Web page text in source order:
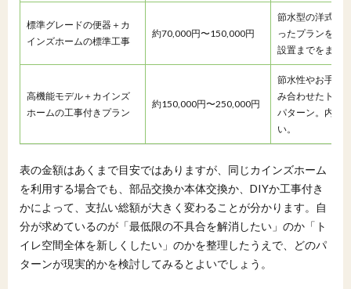
標準グレードの便器＋カ
インズホームの標準工事
約70,000円〜150,000円
節水型の洋式ト
ったプランを選
設置までをまと
高機能モデル＋カインズ
ホームの工事付きプラン
約150,000円〜250,000円
節水性やお手入
み合わせたトイ
パターン。内装
い。
表の金額はあくまで目安ではありますが、同じカインズホーム
を利用する場合でも、部品交換か本体交換か、DIYか工事付き
かによって、支払い総額が大きく変わることが分かります。自
分が求めているのが「最低限の不具合を解消したい」のか「ト
イレ空間全体を新しくしたい」のかを整理したうえで、どのパ
ターンが現実的かを検討してみるとよいでしょう。